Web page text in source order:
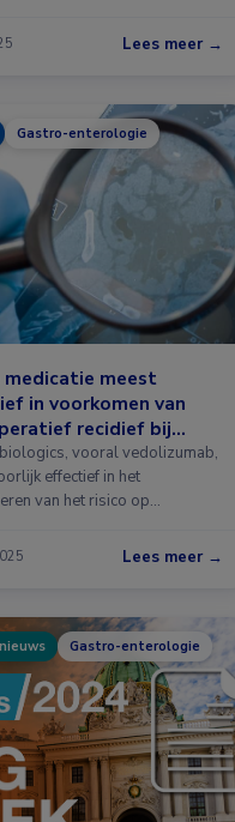
Lees meer →
Gastro-enterologie
medicatie meest
in voorkomen van
recidief bij
Crohn?vooral vedolizumab,
effectief in het
van het risico op
Lees meer →
Gastro-enterologie